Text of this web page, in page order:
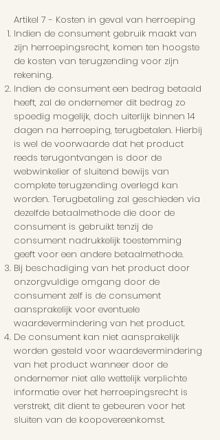
Artikel 7 - Kosten in geval van herroeping
Indien de consument gebruik maakt van
zijn herroepingsrecht, komen ten hoogste
de kosten van terugzending voor zijn
rekening.
Indien de consument een bedrag betaald
heeft, zal de ondernemer dit bedrag zo
spoedig mogelijk, doch uiterlijk binnen 14
dagen na herroeping, terugbetalen. Hierbij
is wel de voorwaarde dat het product
reeds terugontvangen is door de
webwinkelier of sluitend bewijs van
complete terugzending overlegd kan
worden. Terugbetaling zal geschieden via
dezelfde betaalmethode die door de
consument is gebruikt tenzij de
consument nadrukkelijk toestemming
geeft voor een andere betaalmethode.
Bij beschadiging van het product door
onzorgvuldige omgang door de
consument zelf is de consument
aansprakelijk voor eventuele
waardevermindering van het product.
De consument kan niet aansprakelijk
worden gesteld voor waardevermindering
van het product wanneer door de
ondernemer niet alle wettelijk verplichte
informatie over het herroepingsrecht is
verstrekt, dit dient te gebeuren voor het
sluiten van de koopovereenkomst.